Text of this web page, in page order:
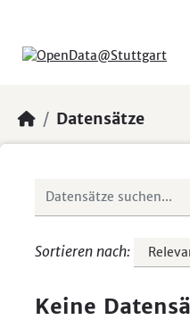
Datensätze
Sortieren nach
Keine